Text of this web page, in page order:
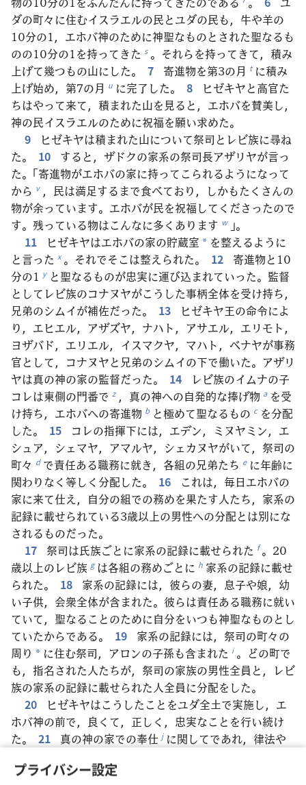
プライバシー設定
ダの町々に住むイスラエルの民とユダの民も，牛や羊の
10分の1，エホバ神のために神聖なものとされた聖なるも
のの10分の1を持ってきた s 。それらを持ってきて，積み
上げて幾つもの山にした。
7 寄進物を第3の月 t に積み
上げ始め，第7の月 u に完了した。 8
ヒゼキヤと高官た
ちはやって来て，積まれた山を見ると，エホバを賛美し，
神の民イスラエルのために祝福を願い求めた。
9
ヒゼキヤは積まれた山について祭司とレビ族に尋ね
た。
10
すると，ザドクの家系の祭司長アザリヤが言っ
た。「寄進物がエホバの家に持ってこられるようになって
から v ，民は満足するまで食べており，しかもたくさんの
物が余っています。エホバが民を祝福してくださったので
す。残っている物はこんなに多くあります w 」。
11
ヒゼキヤはエホバの家の貯蔵室 * を整えるように
と言った x 。それでそこは整えられた。 12
寄進物と10
分の1 y と聖なるものが忠実に運び込まれていった。監督
としてレビ族のコナヌヤがこうした事柄全体を受け持ち，
兄弟のシムイが補佐だった。
13
ヒゼキヤ王の命令によ
り，エヒエル，アザズヤ，ナハト，アサエル，エリモト，
ヨザバド，エリエル，イスマクヤ，マハト，ベナヤが事務
官として，コナヌヤと兄弟のシムイの下で働いた。アザリ
ヤは真の神の家の監督だった。
14
レビ族のイムナの子
コレは東側の門番で z ，真の神への自発的な捧げ物 a を受
け持ち，エホバへの寄進物 b と極めて聖なるもの c を分配
した。
15
コレの指揮下には，エデン，ミヌヤミン，エ
シュア，シェマヤ，アマルヤ，シェカヌヤがいて，祭司の
町々 d で責任ある職務に就き，各組の兄弟たち e に年齢に
関わりなく等しく分配した。
16
これは，毎日エホバの
家に来て仕え，自分の組での務めを果たす人たち，家系の
記録に載せられている3歳以上の男性への分配とは別にな
されるものだった。
17
祭司は氏族ごとに家系の記録に載せられた f 。20
歳以上のレビ族 g は各組の務めごとに h 家系の記録に載せ
られた。
18
家系の記録には，彼らの妻，息子や娘，幼
い子供，会衆全体が含まれた。彼らは責任ある職務に就い
ていて，聖なることのために自分をいつも神聖なものとし
ていたからである。
19
家系の記録には，祭司の町々の
周り * に住む祭司，アロンの子孫も含まれた i 。どの町で
も，指名された人たちが，祭司の家族の男性全員と，レビ
族の家系の記録に載せられた人全員に分配をした。
20
ヒゼキヤはこうしたことをユダ全土で実施し，エ
ホバ神の前で，良くて，正しく，忠実なことを行い続け
た。
21 真の神の家での奉仕 j に関してであれ，律法や
全ての仕事を心を尽くして行い，成功を収めた。